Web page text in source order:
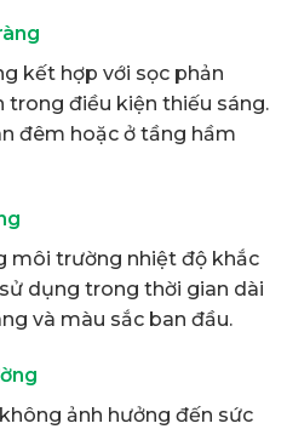
kết hợp với sọc phản
trong điều kiện thiếu sáng.
đêm hoặc ở tầng hầm
môi trường nhiệt độ khắc
dụng trong thời gian dài
và màu sắc ban đầu.
ảnh hưởng đến sức